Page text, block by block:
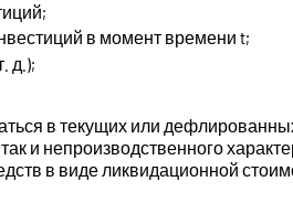
в момент времени t;
д.);
в текущих или
и непроизводственного
в виде ликвидационной